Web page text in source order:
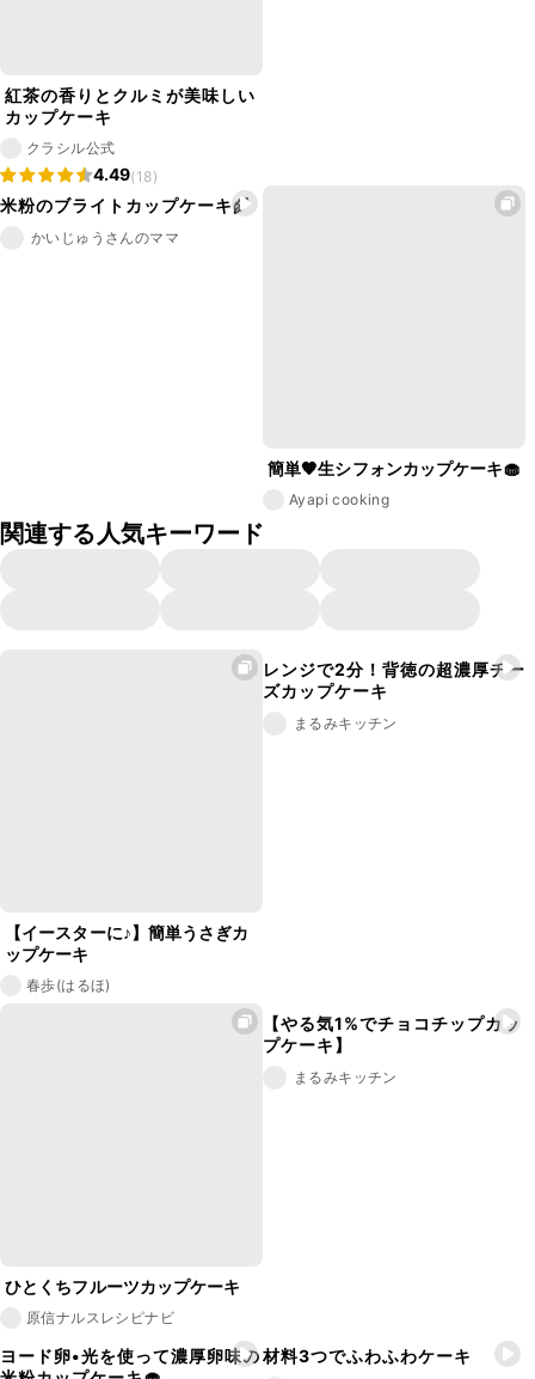
紅茶の香りとクルミが美味しい
カップケーキ
クラシル公式
4.49(18)
米粉のブライトカップケーキ🌾
かいじゅうさんのママ
簡単🧡生シフォンカップケーキ🧁
Ayapi cooking
関連する人気キーワード
【イースターに♪】簡単うさぎカ
ップケーキ
春歩(はるほ)
レンジで2分！背徳の超濃厚チー
ズカップケーキ
まるみキッチン
ひとくちフルーツカップケーキ
原信ナルスレシピナビ
【やる気1%でチョコチップカッ
プケーキ】
まるみキッチン
ヨード卵•光を使って濃厚卵味の材料3つでふわふわケーキ